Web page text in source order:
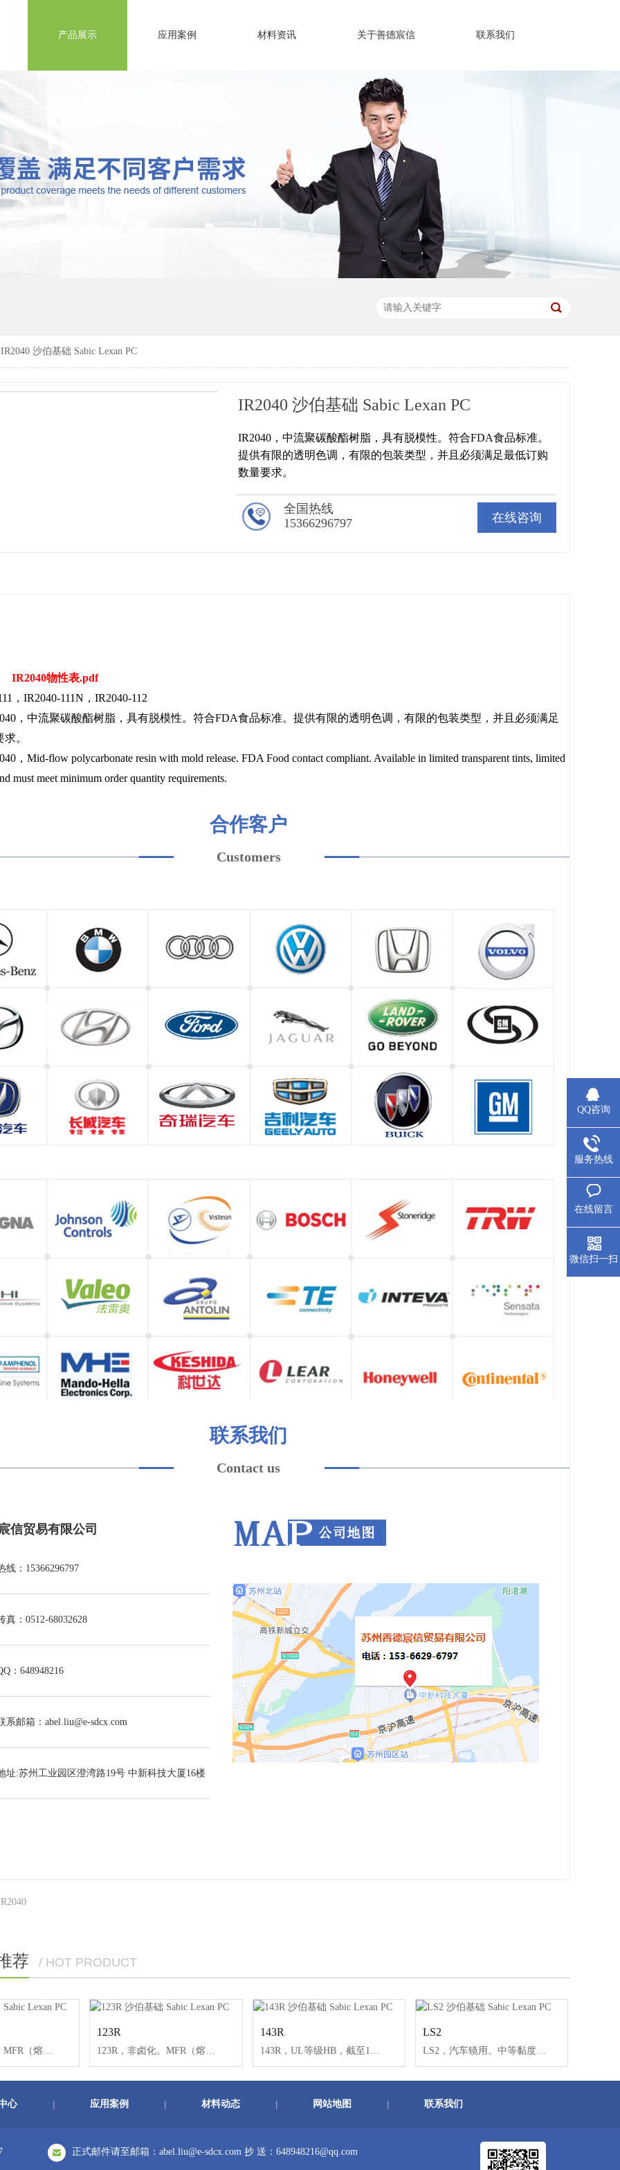
产品展示 应用案例 材料资讯 关于善德宸信 联系我们
IR2040 沙伯基础 Sabic Lexan PC
IR2040 沙伯基础 Sabic Lexan PC
IR2040，中流聚碳酸酯树脂，具有脱模性。符合FDA食品标准。
提供有限的透明色调，有限的包装类型，并且必须满足最低订购
数量要求。
在线咨询
全国热线
15366296797
IR2040物性表.pdf
，IR2040-111N，IR2040-112
，中流聚碳酸酯树脂，具有脱模性。符合FDA食品标准。提供有限的透明色调，有限的包装类型，并且必须满足
。
，Mid-flow polycarbonate resin with mold release. FDA Food contact compliant. Available in limited transparent tints, limited
must meet minimum order quantity requirements.
合作客户
Customers
联系我们
Contact us
信贸易有限公司
线：15366296797
真：0512-68032628
：648948216
系邮箱：abel.liu@e-sdcx.com
址:苏州工业园区澄湾路19号 中新科技大厦16楼
荐 / HOT PRODUCT
121R是非卤化。MFR（熔体流动速率）：17.5。用于注塑形状复杂的小型制件。
123R
123R，非卤化。MFR（熔体流动速率）：17.5。建议在需要V-2等级时使用200系列用于注塑小型、复杂制件。紫外稳定。内含脱模剂。
143R
143R，UL等级HB，截至10/97。建议在需要V-2等级时使用200系列。非卤化物。MFR（熔体流动速率）：10.5。紫外稳定。内含脱模剂。
LS2
LS2，汽车镜用。中等黏度、紫外稳定。仅有透明色。
心 应用案例 材料动态 网站地图 联系我们
正式邮件请至邮箱：abel.liu@e-sdcx.com 抄 送：648948216@qq.com
QQ咨询
服务热线
在线留言
微信扫一扫